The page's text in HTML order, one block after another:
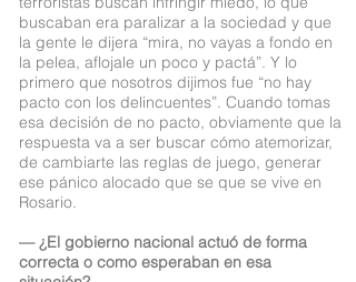
buscaban era paralizar a la sociedad y que
la gente le dijera “mira, no vayas a fondo en
la pelea, aflojale un poco y pactá”. Y lo
primero que nosotros dijimos fue “no hay
pacto con los delincuentes”. Cuando tomas
esa decisión de no pacto, obviamente que la
respuesta va a ser buscar cómo atemorizar,
de cambiarte las reglas de juego, generar
ese pánico alocado que se que se vive en
Rosario.
— ¿El gobierno nacional actuó de forma
correcta o como esperaban en esa